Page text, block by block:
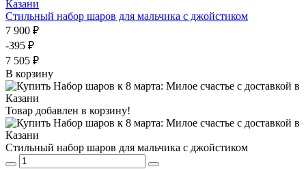
Стильный набор шаров для мальчика с джойстиком
7 900 ₽
-395 ₽
7 505 ₽
В корзину
Товар добавлен в корзину!
Стильный набор шаров для мальчика с джойстиком